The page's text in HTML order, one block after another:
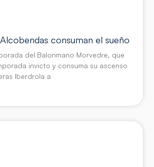
consuman el sueño
del Balonmano Morvedre, que
invicto y consuma su ascenso
Iberdrola a